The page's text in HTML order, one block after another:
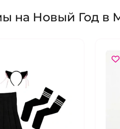
на Новый Год в